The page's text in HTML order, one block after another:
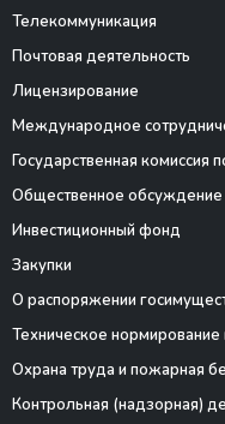
Телекоммуникация
Почтовая деятельность
Лицензирование
Международное
Государственная комиссия
Общественное
Инвестиционный фонд
Закупки
О распоряжении
Техническое нормирование
Охрана труда и пожарная
Контрольная (надзорная)